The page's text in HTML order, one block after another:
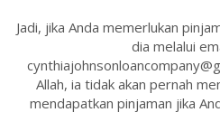
Jadi, jika Anda memerlukan
dia melalui
Allah, ia tidak akan pernah
mendapatkan pinjaman jika